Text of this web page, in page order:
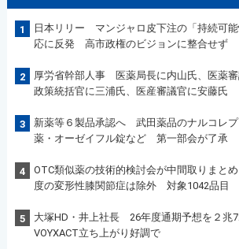
1
日本リリー マンジャロ皮下注の「持続可
応に反発 高市政権のビジョンに整合せず
2
厚労省幹部人事 医薬局長に内山氏、医薬
政策統括官に三浦氏、医産審議官に安藤氏
3
新薬等６製品承認へ 武田薬品のナルコレ
薬・オーゼイフル錠など 第一部会が了承
4
OTC類似薬の技術的検討会が中間取りまと
度の変形性膝関節症は除外 対象1042品目
5
大塚HD・井上社長 26年度通期予想を２兆
VOYXACT立ち上がり好調で